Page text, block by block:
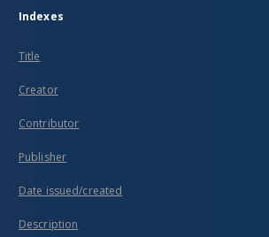
Indexes
Title
Creator
Contributor
Publisher
Date issued/created
Description